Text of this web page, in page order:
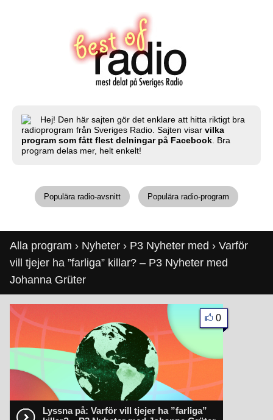
Hej! Den här sajten gör det enklare att hitta riktigt bra
radioprogram från Sveriges Radio. Sajten visar vilka
program som fått flest delningar på Facebook . Bra
program delas mer, helt enkelt!
Populära radio-avsnitt Populära radio-program
Alla program › Nyheter › P3 Nyheter med › Varför
vill tjejer ha ”farliga” killar? – P3 Nyheter med
Johanna Grüter
Lyssna på: Varför vill tjejer ha ”farliga”
0